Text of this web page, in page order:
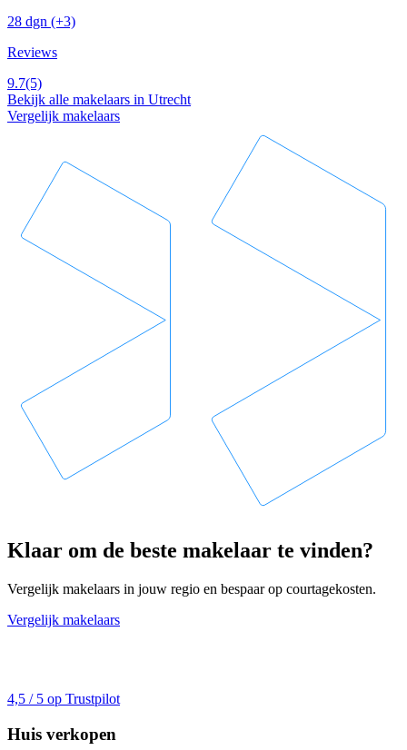
28 dgn (+3)
Reviews
9.7(5)
Bekijk alle makelaars in Utrecht
Vergelijk makelaars
Klaar om de beste makelaar te vinden?
Vergelijk makelaars in jouw regio en bespaar op courtagekosten.
Vergelijk makelaars
4,5 / 5 op Trustpilot
Huis verkopen